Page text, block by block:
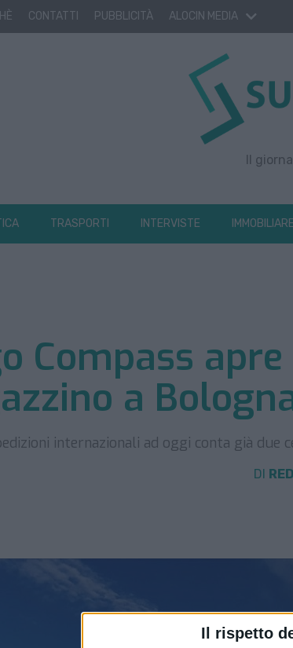
Il rispetto
CONTATTI PUBBLICITÀ ALOCIN MEDIA
Il
TRASPORTI INTERVISTE IMMOBILIARE
Compass
a
internazionali ad oggi conta già due
DI